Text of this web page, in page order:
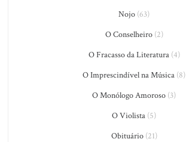
Nojo (63)
O Conselheiro(2)
O Fracasso da Literatura(4)
O Imprescindível na Música (8)
O Monólogo Amoroso (3)
O Violista (5)
Obituário(21)